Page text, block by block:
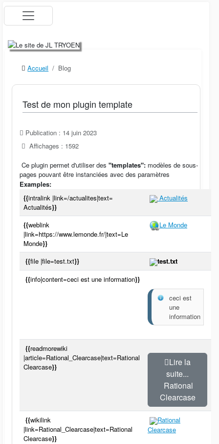
Accueil Blog
Test de mon plugin template
Publication : 14 juin 2023
Affichages : 1592
Ce plugin permet d'utiliser des "templates": modèles de sous-
pages pouvant être instanciées avec des paramètres
Examples:
{{intralink |link=/actualites|text=
Actualités}}
Actualités
{{weblink
|link=https://www.lemonde.fr/|text=Le
Monde}}
Le Monde
{{file |file=test.txt}}
test.txt
{{info|content=ceci est une information}}
ceci est
une
information
{{readmorewiki
|article=Rational_Clearcase|text=Rational
Clearcase}}
Lire la
suite...
Rational
Clearcase
{{wikilink
|link=Rational_Clearcase|text=Rational
Clearcase}}
Rational
Clearcase